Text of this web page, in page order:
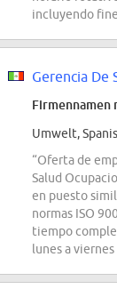
incluyendo
Firmennamen
Umwelt,
“Oferta de
Salud
en puesto
normas ISO
tiempo
lunes a viernes